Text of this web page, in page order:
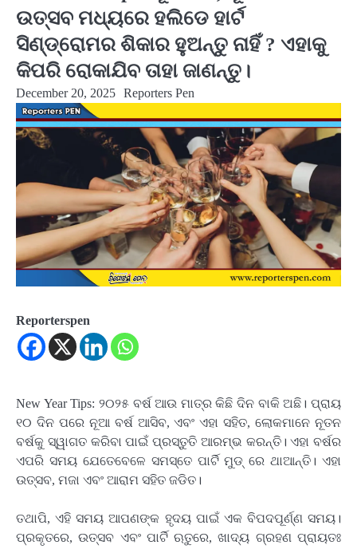
ଉତ୍ସବ ମଧ୍ୟରେ ହଲିଡେ ହାର୍ଟ
ସିଣ୍ଡ୍ରୋମର ଶିକାର ହୁଅନ୍ତୁ ନାହିଁ ? ଏହାକୁ
କିପରି ରୋକାଯିବ ତାହା ଜାଣନ୍ତୁ।
December 20, 2025 Reporters Pen
Reporterspen
New Year Tips: ୨୦୨୫ ବର୍ଷ ଆଉ ମାତ୍ର କିଛି ଦିନ ବାକି ଅଛି। ପ୍ରାୟ
୧୦ ଦିନ ପରେ ନୂଆ ବର୍ଷ ଆସିବ, ଏବଂ ଏହା ସହିତ, ଲୋକମାନେ ନୂତନ
ବର୍ଷକୁ ସ୍ୱାଗତ କରିବା ପାଇଁ ପ୍ରସ୍ତୁତି ଆରମ୍ଭ କରନ୍ତି। ଏହା ବର୍ଷର
ଏପରି ସମୟ ଯେତେବେଳେ ସମସ୍ତେ ପାର୍ଟି ମୁଡ୍ ରେ ଥାଆନ୍ତି। ଏହା
ଉତ୍ସବ, ମଜା ଏବଂ ଆରାମ ସହିତ ଜଡିତ।
ତଥାପି, ଏହି ସମୟ ଆପଣଙ୍କ ହୃଦୟ ପାଇଁ ଏକ ବିପଦପୂର୍ଣ୍ଣ ସମୟ।
ପ୍ରକୃତରେ, ଉତ୍ସବ ଏବଂ ପାର୍ଟି ଋତୁରେ, ଖାଦ୍ୟ ଗ୍ରହଣ ପ୍ରାୟତଃ